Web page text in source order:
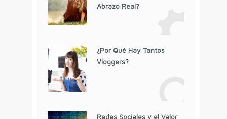
Abrazo Real?
¿Por Qué Hay Tantos
Vloggers?
Redes Sociales y el Valor